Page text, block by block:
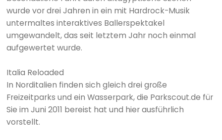
wurde vor drei Jahren in ein mit Hardrock-Musik
untermaltes interaktives Ballerspektakel
umgewandelt, das seit letztem Jahr noch einmal
aufgewertet wurde.
Italia Reloaded
In Norditalien finden sich gleich drei große
Freizeitparks und ein Wasserpark, die Parkscout.de für
Sie im Juni 2011 bereist hat und hier ausführlich
vorstellt.